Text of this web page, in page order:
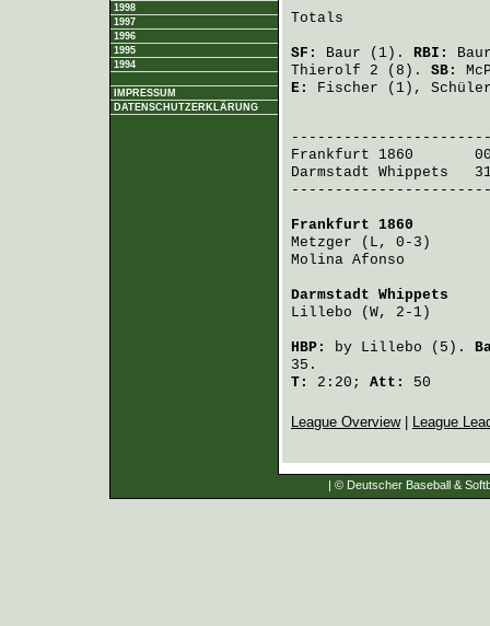
1998
1997
1996
1995
1994
IMPRESSUM
DATENSCHUTZERKLÄRUNG
Totals
SF: Baur (1). RBI:
Thierolf 2 (8). SB:
E: Fischer (1),
Frankfurt 1860
Darmstadt Whippets
Frankfurt 1860
Metzger (L, 0-3)
Molina Afonso
Darmstadt Whippets
Lillebo (W, 2-1)
HBP: by Lillebo (5).
35.
T:
2:20; Att: 50
League Overview| League
| © Deutscher Baseball &